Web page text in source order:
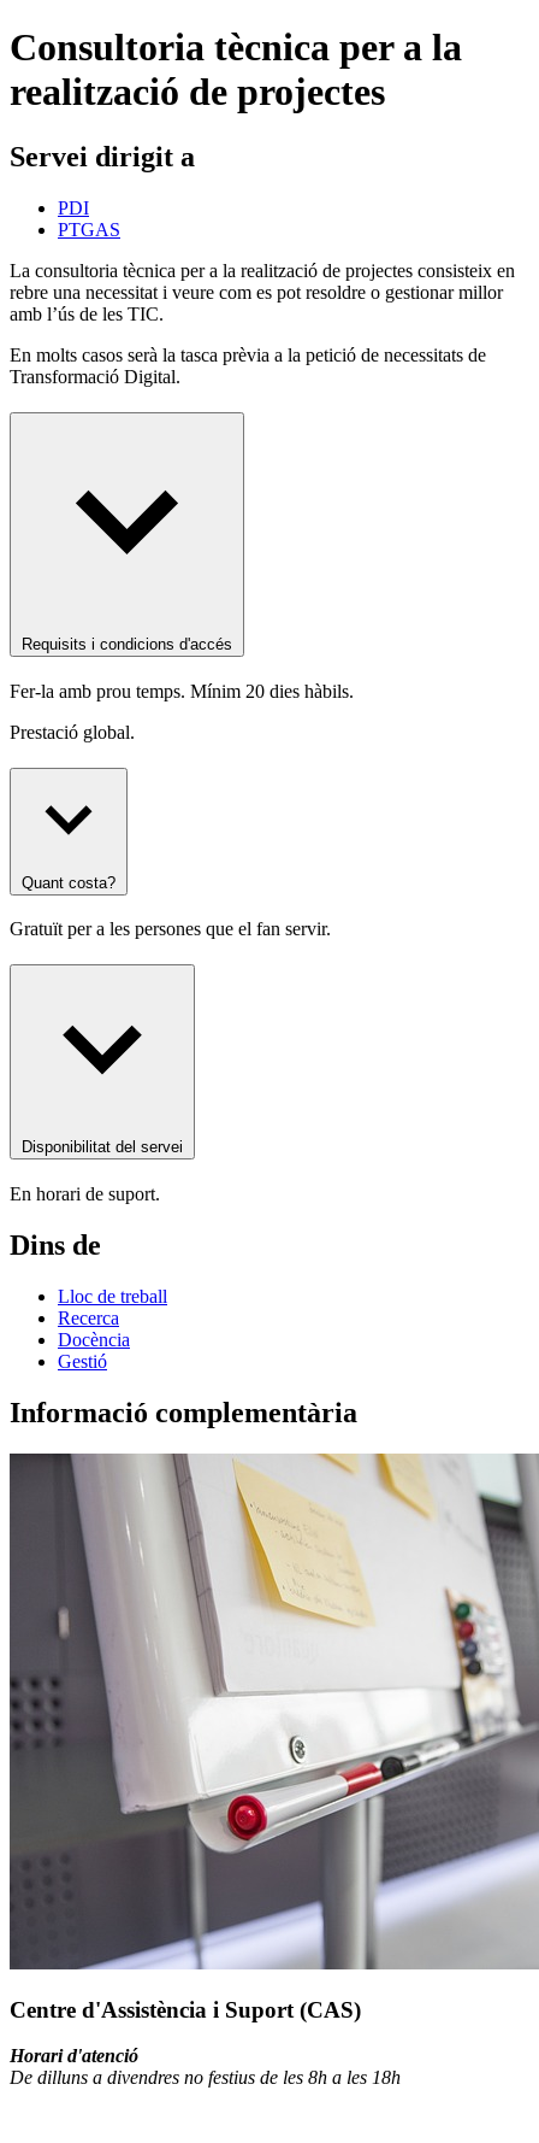
Consultoria tècnica per a la
realització de projectes
Servei dirigit a
PDI
PTGAS
La consultoria tècnica per a la realització de projectes consisteix en
rebre una necessitat i veure com es pot resoldre o gestionar millor
amb l’ús de les TIC.
En molts casos serà la tasca prèvia a la petició de necessitats de
Transformació Digital.
Requisits i condicions d'accés
Fer-la amb prou temps. Mínim 20 dies hàbils.
Prestació global.
Quant costa?
Gratuït per a les persones que el fan servir.
Disponibilitat del servei
En horari de suport.
Dins de
Lloc de treball
Recerca
Docència
Gestió
Informació complementària
Centre d'Assistència i Suport (CAS)
Horari d'atenció
De dilluns a divendres no festius de les 8h a les 18h